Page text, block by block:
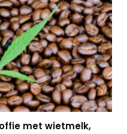
met wietmelk,